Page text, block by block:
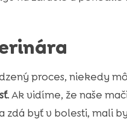
proces, niekedy
. Ak vidíme, že naše
zdá byť v bolesti, mali